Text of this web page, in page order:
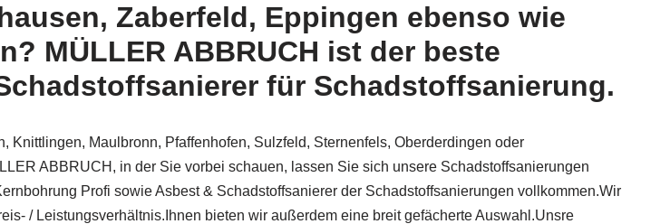
Zaberfeld, Eppingen ebenso wie
MÜLLER ABBRUCH ist der beste
für Schadstoffsanierung.
Maulbronn, Pfaffenhofen, Sulzfeld, Sternenfels, Oberderdingen oder
ABBRUCH, in der Sie vorbei schauen, lassen Sie sich unsere Schadstoffsanierungen
Profi sowie Asbest & Schadstoffsanierer der Schadstoffsanierungen vollkommen.Wir
/ Leistungsverhältnis.Ihnen bieten wir außerdem eine breit gefächerte Auswahl.Unsre